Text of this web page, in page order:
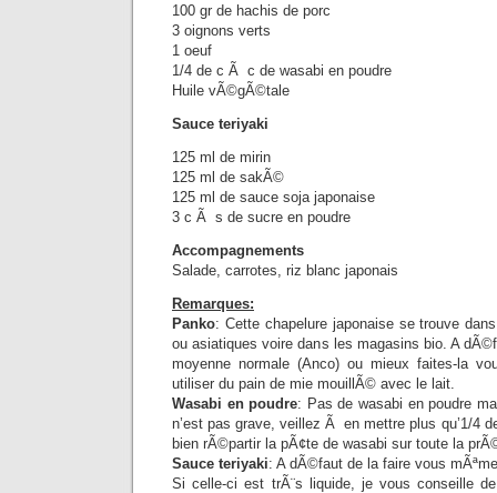
100 gr de hachis de porc
3 oignons verts
1 oeuf
1/4 de c Ã c de wasabi en poudre
Huile vÃ©gÃ©tale
Sauce teriyaki
125 ml de mirin
125 ml de sakÃ©
125 ml de sauce soja japonaise
3 c Ã s de sucre en poudre
Accompagnements
Salade, carrotes, riz blanc japonais
Remarques:
Panko: Cette chapelure japonaise se trouve
ou asiatiques voire dans les magasins bio. A
moyenne normale (Anco) ou mieux faites-la
utiliser du pain de mie mouillÃ© avec le lait.
Wasabi en poudre: Pas de wasabi en poudre
n’est pas grave, veillez Ã en mettre plus qu’1/4
bien rÃ©partir la pÃ¢te de wasabi sur toute la
Sauce teriyaki: A dÃ©faut de la faire vous
Si celle-ci est trÃ¨s liquide, je vous conseille